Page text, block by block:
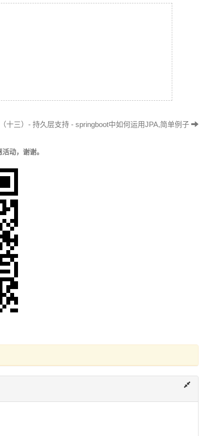
十三）- 持久层支持 - springboot中如何运用JPA,简单例子
动，谢谢。